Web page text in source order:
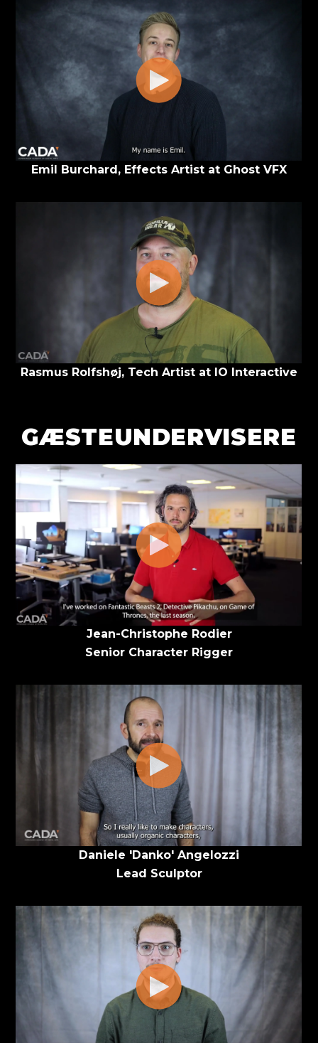
Emil Burchard, Effects Artist at Ghost VFX
Rasmus Rolfshøj, Tech Artist at IO Interactive
GÆSTEUNDERVISERE
Jean-Christophe Rodier
Senior Character Rigger
Daniele 'Danko' Angelozzi
Lead Sculptor